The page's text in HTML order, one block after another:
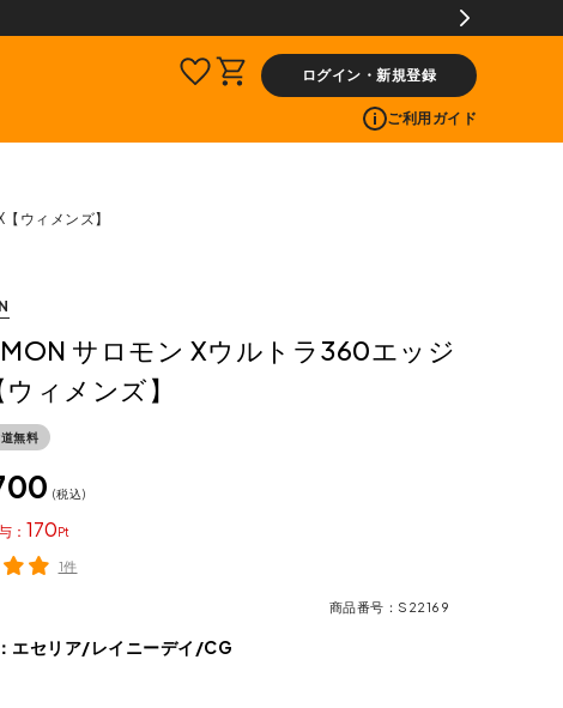
ログイン・新規登録
ご利用ガイド
ウィメンズ】
サロモン Xウルトラ360エッジ
ィメンズ】
無料
税込
170
1件
商品番号 S22169
エセリア/レイニーデイ/CG